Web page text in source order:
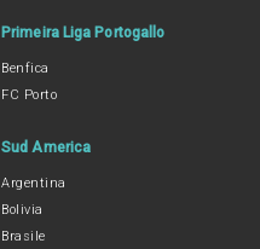
Primeira Liga Portogallo
Benfica
FC Porto
Sud America
Argentina
Bolivia
Brasile